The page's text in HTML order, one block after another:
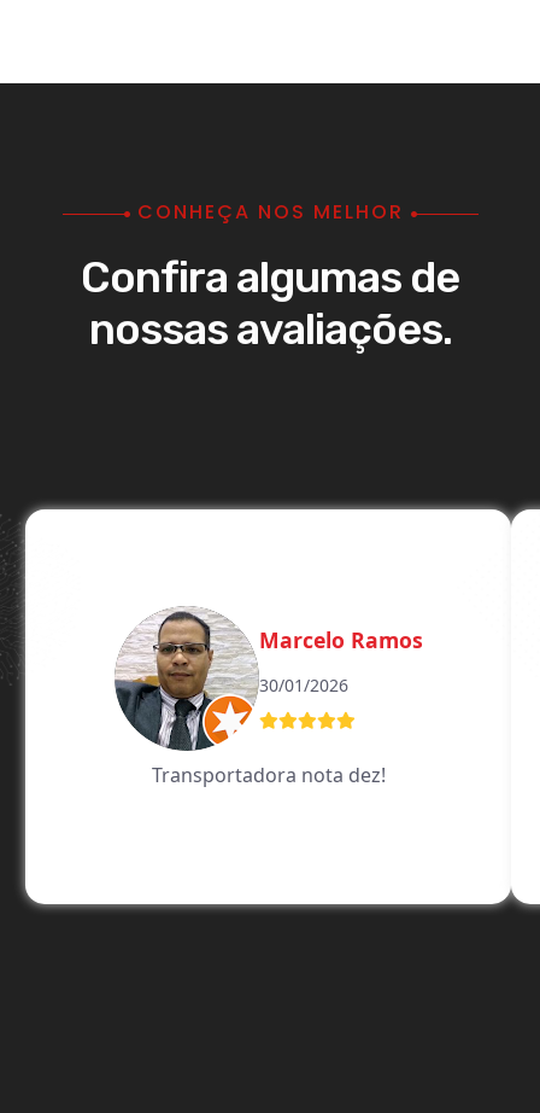
CONHEÇA NOS MELHOR
Confira algumas de
nossas avaliações.
Guilherme Moncao
30/01/2026
Empresa seria de muita responsabilidade o
que combinamos foi cumprido